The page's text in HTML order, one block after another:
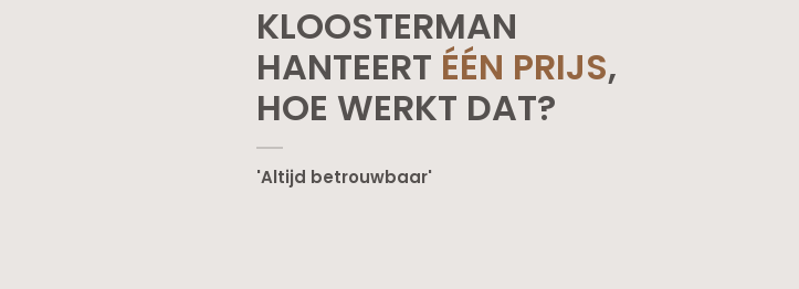
KLOOSTERMAN
HANTEERT ÉÉN PRIJS,
HOE WERKT DAT?
'Altijd betrouwbaar'